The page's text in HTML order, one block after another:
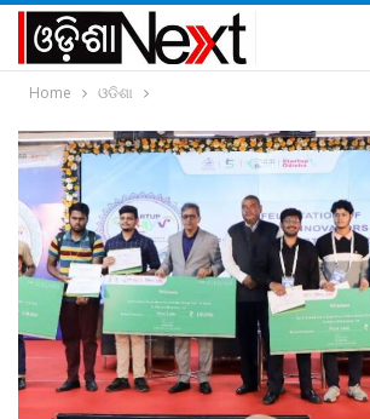
Home ଓଡିଶା